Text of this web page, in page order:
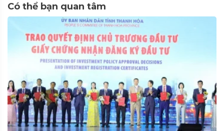
Có thể bạn quan tâm